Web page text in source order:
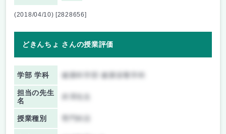
(2018/04/10) [2828656]
どきんちょ さんの授業評価
学部 学科 健康科学部 健康栄養学科
担当の先生
名
授業種別